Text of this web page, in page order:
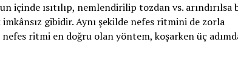
içinde ısıtılıp, nemlendirilip tozdan vs. arındırılsa
gibidir. Aynı şekilde nefes ritmini de zorla
ritmi en doğru olan yöntem, koşarken üç